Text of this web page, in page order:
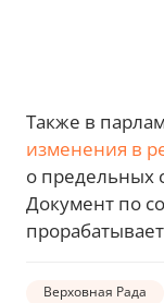
Также в
изменения в
о предельных
Документ по
Верховная Рада